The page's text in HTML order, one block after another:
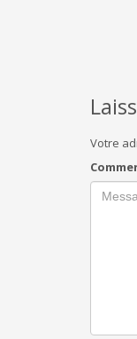
Votre